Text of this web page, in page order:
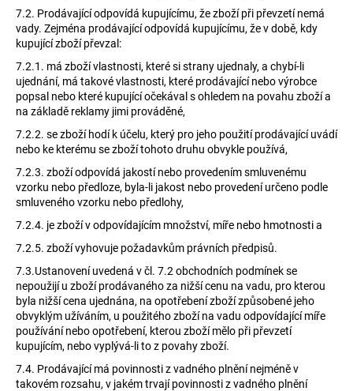
7.2. Prodávající odpovídá kupujícímu, že zboží při převzetí nemá
vady. Zejména prodávající odpovídá kupujícímu, že v době, kdy
kupující zboží převzal:
7.2.1. má zboží vlastnosti, které si strany ujednaly, a chybí-li
ujednání, má takové vlastnosti, které prodávající nebo výrobce
popsal nebo které kupující očekával s ohledem na povahu zboží a
na základě reklamy jimi prováděné,
7.2.2. se zboží hodí k účelu, který pro jeho použití prodávající uvádí
nebo ke kterému se zboží tohoto druhu obvykle používá,
7.2.3. zboží odpovídá jakostí nebo provedením smluvenému
vzorku nebo předloze, byla-li jakost nebo provedení určeno podle
smluveného vzorku nebo předlohy,
7.2.4. je zboží v odpovídajícím množství, míře nebo hmotnosti a
7.2.5. zboží vyhovuje požadavkům právních předpisů.
7.3.Ustanovení uvedená v čl. 7.2 obchodních podmínek se
nepoužijí u zboží prodávaného za nižší cenu na vadu, pro kterou
byla nižší cena ujednána, na opotřebení zboží způsobené jeho
obvyklým užíváním, u použitého zboží na vadu odpovídající míře
používání nebo opotřebení, kterou zboží mělo při převzetí
kupujícím, nebo vyplývá-li to z povahy zboží.
7.4. Prodávající má povinnosti z vadného plnění nejméně v
takovém rozsahu, v jakém trvají povinnosti z vadného plnění